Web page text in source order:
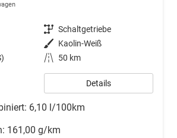
Getriebe Schaltgetriebe
Außenfarbe Kaolin-Weiß
Kilometerstand 50 km
Details
6,10 l/100km
161,00 g/km